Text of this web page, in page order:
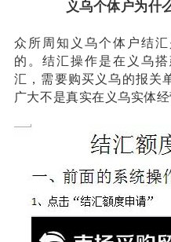
义乌个体户为什
众所周知义乌个体户结
的。结汇操作是在义乌
汇，需要购买义乌的报关
广大不是真实在义乌实体